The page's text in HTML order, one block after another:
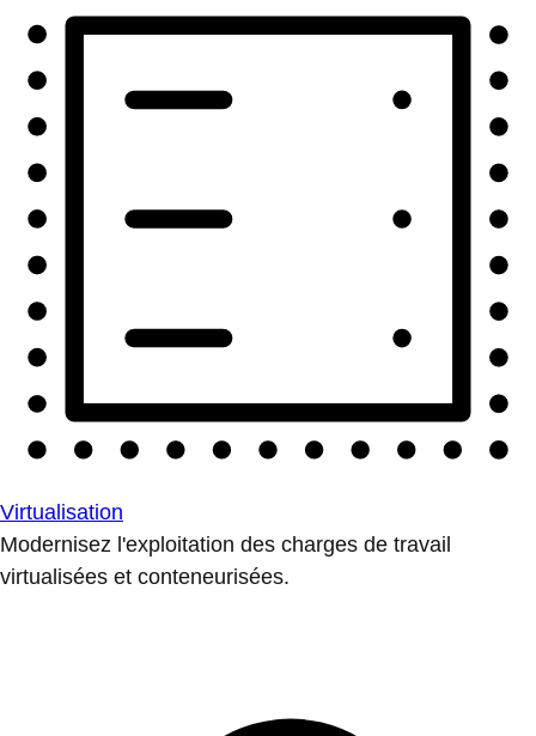
Virtualisation
Modernisez l'exploitation des charges de travail
virtualisées et conteneurisées.